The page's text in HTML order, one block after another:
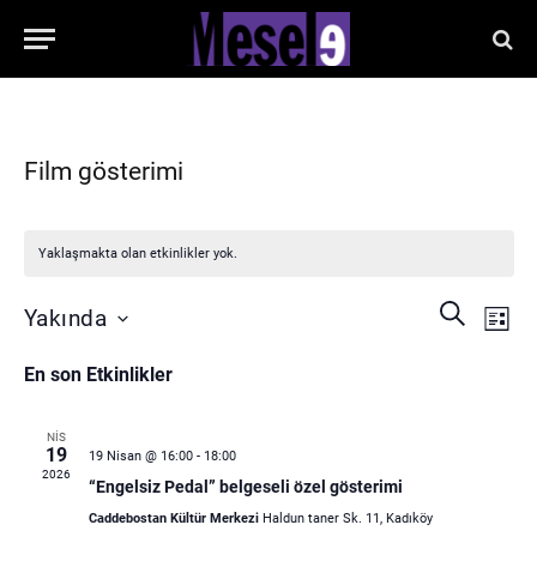
Film gösterimi
Yaklaşmakta olan etkinlikler yok.
ARA
LISTE
Yakında
seç.
En son Etkinlikler
NIS
19
2026
19 Nisan @ 16:00- 18:00
“Engelsiz Pedal” belgeseli özel gösterimi
Caddebostan Kültür Merkezi Haldun taner Sk. 11, Kadıköy